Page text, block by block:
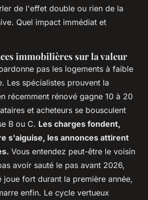
de l'effet double ou rien de la
Quel impact immédiat et
immobilières sur la valeur
pas les logements à faible
Les spécialistes prouvent la
récemment rénové gagne 10 à 20
et acheteurs se bousculent
B ou C. Les charges fondent,
s'aiguise, les annonces attirent
Vous entendez peut-être le voisin
avoir sauté le pas avant 2026,
joue fort durant la première année,
enfin. Le cycle vertueux